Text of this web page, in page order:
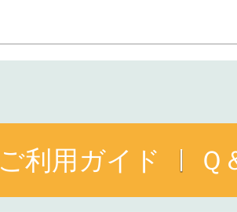
ご利用ガイド Ｑ